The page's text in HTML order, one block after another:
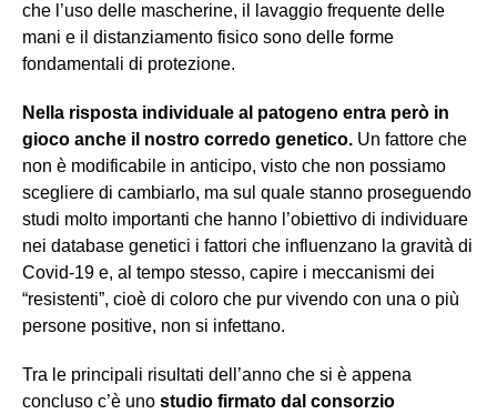
che l’uso delle mascherine, il lavaggio frequente delle
mani e il distanziamento fisico sono delle forme
fondamentali di protezione.
Nella risposta individuale al patogeno entra però in
gioco anche il nostro corredo genetico. Un fattore che
non è modificabile in anticipo, visto che non possiamo
scegliere di cambiarlo, ma sul quale stanno proseguendo
studi molto importanti che hanno l’obiettivo di individuare
nei database genetici i fattori che influenzano la gravità di
Covid-19 e, al tempo stesso, capire i meccanismi dei
“resistenti”, cioè di coloro che pur vivendo con una o più
persone positive, non si infettano.
Tra le principali risultati dell’anno che si è appena
concluso c’è uno studio firmato dal consorzio